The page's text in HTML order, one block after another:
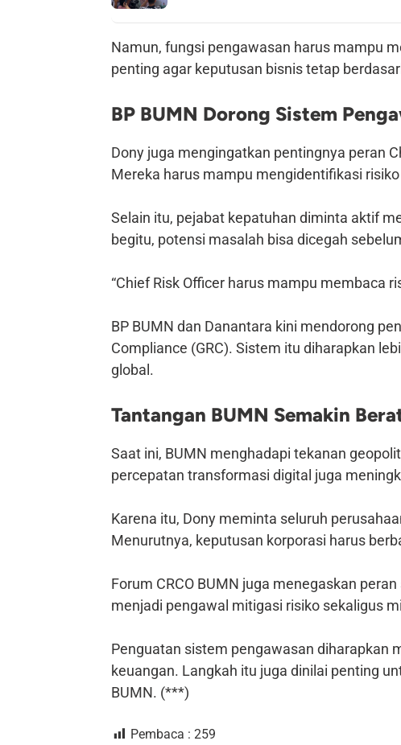
Namun, fungsi pengawasan harus mampu
penting agar keputusan bisnis tetap
BP BUMN Dorong Sistem
Dony juga mengingatkan pentingnya peran
Mereka harus mampu mengidentifikasi
Selain itu, pejabat kepatuhan diminta aktif
begitu, potensi masalah bisa dicegah
“Chief Risk Officer harus mampu membaca
BP BUMN dan Danantara kini mendorong
Compliance (GRC). Sistem itu diharapkan
global.
Tantangan BUMN Semakin
Saat ini, BUMN menghadapi tekanan
percepatan transformasi digital juga
Karena itu, Dony meminta seluruh
Menurutnya, keputusan korporasi harus
Forum CRCO BUMN juga menegaskan
menjadi pengawal mitigasi risiko sekaligus
Penguatan sistem pengawasan diharapkan
keuangan. Langkah itu juga dinilai penting
BUMN. (***)
Pembaca : 259